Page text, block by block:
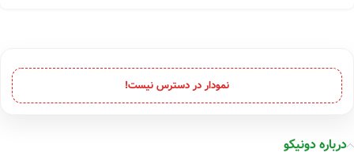
نمودار در دسترس نیست!
درباره دونیکو